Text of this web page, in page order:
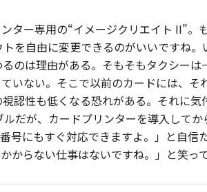
ター専用の“イメージクリエイト II”。
を自由に変更できるのがいいですね
のは理由がある。そもそもタクシー
いない。そこで以前のカードには、そ
認性も低くなる恐れがある。それに
だが、カードプリンターを導入して
にもすぐ対応できますよ。」と自信
らない仕事はないですね。」と笑っ